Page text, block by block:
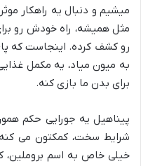
میشیم و دنبال یه راهکار
مثل همیشه، راه خودش رو
رو کشف کرده. اینجاست که
به میون میاد، یه مکمل
برای بدن ما بازی کنه.
پیناهیل یه جورایی حکم
شرایط سخت، کمکتون می
خیلی خاص به اسم